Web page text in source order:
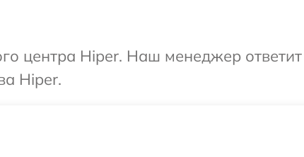
центра Hiper. Наш менеджер
Hiper.